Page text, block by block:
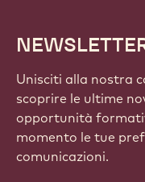
Unisciti alla nostra
scoprire le ultime
opportunità
momento le tue
comunicazioni.